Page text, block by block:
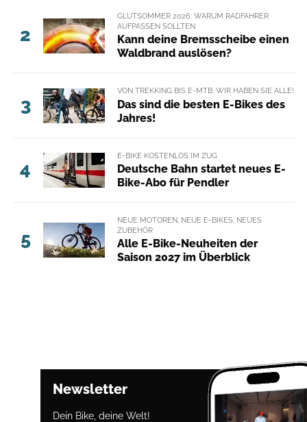
2
GLUTSOMMER 2026: WARUM RADFAHRER
AUFPASSEN SOLLTEN
Kann deine Bremsscheibe einen
Waldbrand auslösen?
3
VON TREKKING BIS E-MTB: WIR HABEN SIE ALLE!
Das sind die besten E-Bikes des
Jahres!
4
E-BIKE KOSTENLOS IM ZUG
Deutsche Bahn startet neues E-
Bike-Abo für Pendler
5
NEUE MOTOREN, NEUE E-BIKES, NEUES
ZUBEHÖR
Alle E-Bike-Neuheiten der
Saison 2027 im Überblick
Newsletter
Dein Bike, deine Welt!